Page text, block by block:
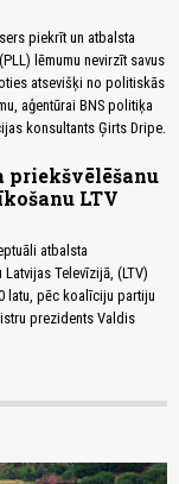
piekrīt un atbalsta
lēmumu nevirzīt savus
atsevišķi no politiskās
aģentūrai BNS politiķa
konsultants Ģirts Dripe.
priekšvēlēšanu
LTV
atbalsta
Televīzijā, (LTV)
latu, pēc koalīciju partiju
prezidents Valdis